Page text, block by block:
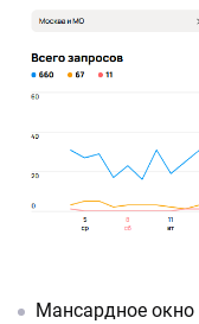
Мансардное окно